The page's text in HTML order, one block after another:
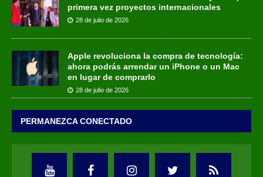
primera vez proyectos internacionales
28 de julio de 2026
Apple revoluciona la compra de tecnología:
ahora podrás arrendar un iPhone o un Mac
en lugar de comprarlo
28 de julio de 2026
PERMANEZCA CONECTADO